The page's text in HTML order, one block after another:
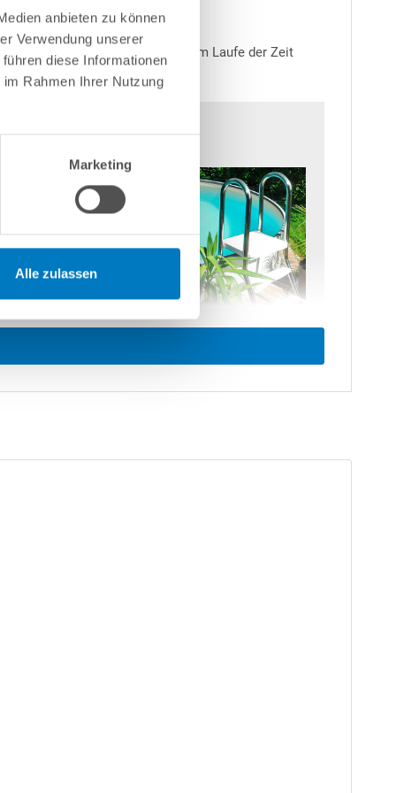
anbieten zu können
Verwendung unserer
diese Informationen
Rahmen Ihrer Nutzung
Marketing
Alle zulassen
ist abzuraten, da dies sich im Laufe der Zeit